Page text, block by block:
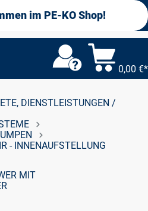
im PE-KO Shop!
0,00 €*
DIENSTLEISTUNGEN /
- INNENAUFSTELLUNG
MIT